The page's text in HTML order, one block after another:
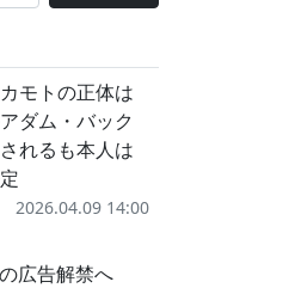
モトの正体は
ダム・バック
れるも本人は
2026.04.09 14:00
広告解禁へ